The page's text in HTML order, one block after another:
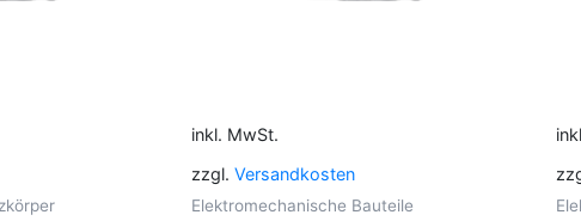
inkl. MwSt.
zzgl. Versandkosten
Elektromechanische Bauteile